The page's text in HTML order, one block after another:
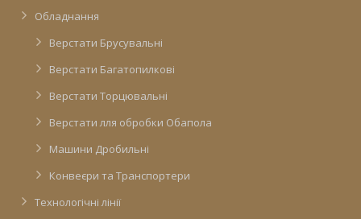
Обладнання
Верстати Брусувальні
Верстати Багатопилкові
Верстати Торцювальні
Верстати лля обробки Обапола
Машини Дробильні
Конвеєри та Транспортери
Технологічні лінії